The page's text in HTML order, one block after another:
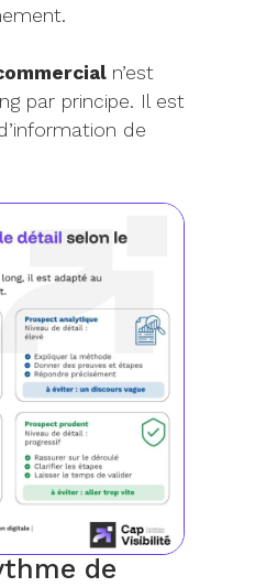
n’est
par principe. Il est
de
de